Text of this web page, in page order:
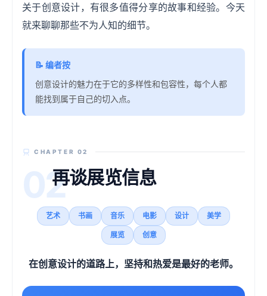
关于创意设计，有很多值得分享的故事和经验。今天
就来聊聊那些不为人知的细节。
📝 编者按
创意设计的魅力在于它的多样性和包容性，每个人都
能找到属于自己的切入点。
CHAPTER 02
02再谈展览信息
艺术 书画 音乐 电影 设计 美学
展览 创意
在创意设计的道路上，坚持和热爱是最好的老师。